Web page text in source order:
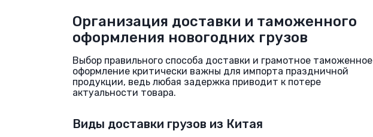
Организация доставки и таможенного
оформления новогодних грузов
Выбор правильного способа доставки и грамотное таможенное
оформление критически важны для импорта праздничной
продукции, ведь любая задержка приводит к потере
актуальности товара.
Виды доставки грузов из Китая